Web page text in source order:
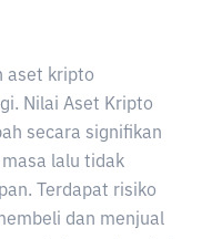
aset kripto
Nilai Aset Kripto
secara signifikan
lalu tidak
Terdapat risiko
dan menjual